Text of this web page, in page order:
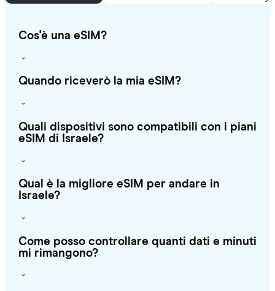
Cos'è una eSIM?
Quando riceverò la mia eSIM?
Quali dispositivi sono compatibili con i piani
eSIM di Israele?
Qual è la migliore eSIM per andare in
Israele?
Come posso controllare quanti dati e minuti
mi rimangono?